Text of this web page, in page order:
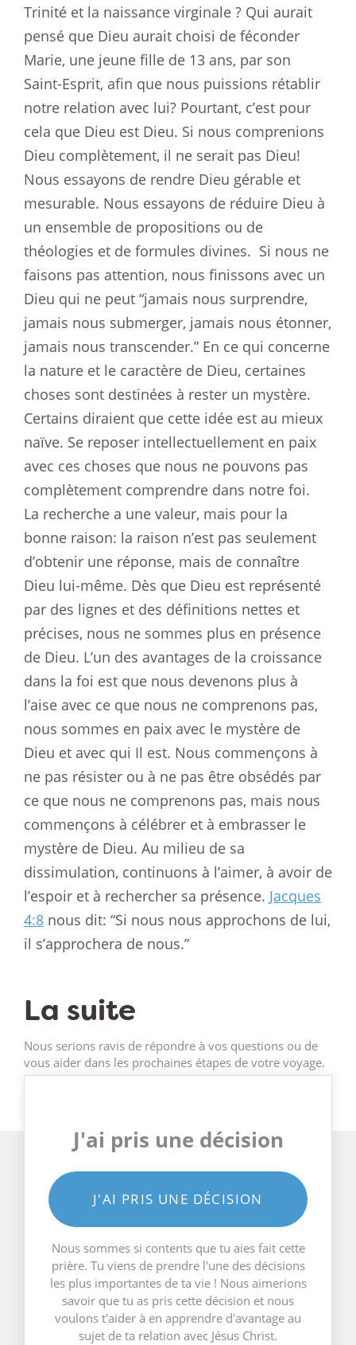
Trinité et la naissance virginale ? Qui aurait
pensé que Dieu aurait choisi de féconder
Marie, une jeune fille de 13 ans, par son
Saint-Esprit, afin que nous puissions rétablir
notre relation avec lui? Pourtant, c’est pour
cela que Dieu est Dieu. Si nous comprenions
Dieu complètement, il ne serait pas Dieu!
Nous essayons de rendre Dieu gérable et
mesurable. Nous essayons de réduire Dieu à
un ensemble de propositions ou de
théologies et de formules divines. Si nous ne
faisons pas attention, nous finissons avec un
Dieu qui ne peut “jamais nous surprendre,
jamais nous submerger, jamais nous étonner,
jamais nous transcender.” En ce qui concerne
la nature et le caractère de Dieu, certaines
choses sont destinées à rester un mystère.
Certains diraient que cette idée est au mieux
naïve. Se reposer intellectuellement en paix
avec ces choses que nous ne pouvons pas
complètement comprendre dans notre foi.
La recherche a une valeur, mais pour la
bonne raison: la raison n’est pas seulement
d’obtenir une réponse, mais de connaître
Dieu lui-même. Dès que Dieu est représenté
par des lignes et des définitions nettes et
précises, nous ne sommes plus en présence
de Dieu. L’un des avantages de la croissance
dans la foi est que nous devenons plus à
l’aise avec ce que nous ne comprenons pas,
nous sommes en paix avec le mystère de
Dieu et avec qui Il est. Nous commençons à
ne pas résister ou à ne pas être obsédés par
ce que nous ne comprenons pas, mais nous
commençons à célébrer et à embrasser le
mystère de Dieu. Au milieu de sa
dissimulation, continuons à l’aimer, à avoir de
l’espoir et à rechercher sa présence. Jacques
4:8 nous dit: “Si nous nous approchons de lui,
il s’approchera de nous.”
La suite
Nous serions ravis de répondre à vos questions ou de
vous aider dans les prochaines étapes de votre voyage.
J'ai pris une décision
J'AI PRIS UNE DÉCISION
Nous sommes si contents que tu aies fait cette
prière. Tu viens de prendre l'une des décisions
les plus importantes de ta vie ! Nous aimerions
savoir que tu as pris cette décision et nous
voulons t'aider à en apprendre d'avantage au
sujet de ta relation avec Jésus Christ.